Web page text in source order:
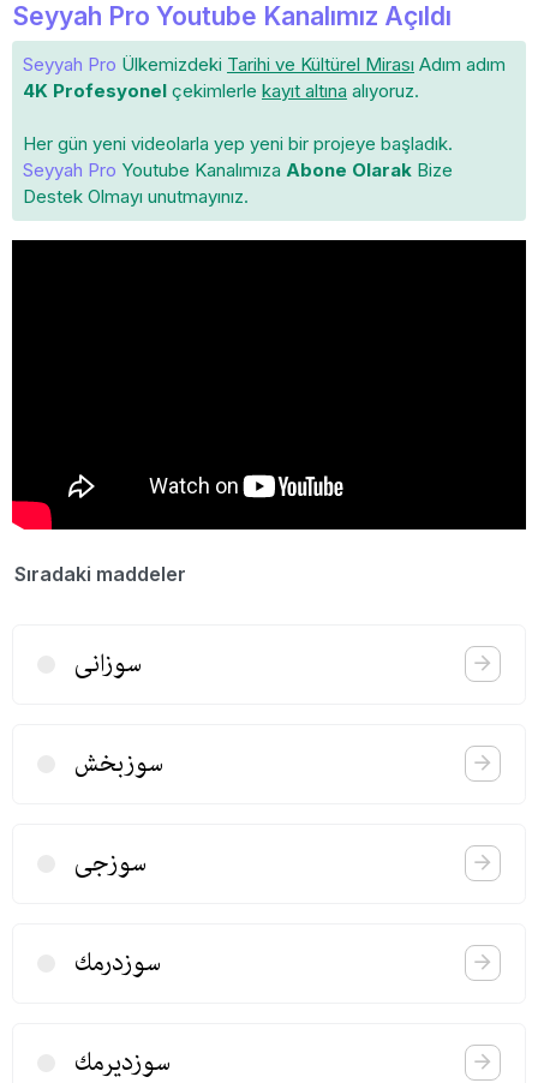
Seyyah Pro Youtube Kanalımız Açıldı
Seyyah Pro Ülkemizdeki Tarihi ve Kültürel Mirası Adım adım
4K Profesyonel çekimlerle kayıt altına alıyoruz.
Her gün yeni videolarla yep yeni bir projeye başladık.
Seyyah Pro Youtube Kanalımıza Abone Olarak Bize
Destek Olmayı unutmayınız.
Sıradaki maddeler
سوزانی
سوزبخش
سوزجی
سوزدرمك
سوزدیرمك